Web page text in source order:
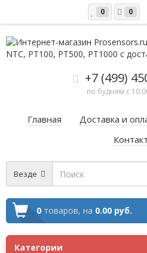
0 0
+7 (499)
по будням с
Главная Доставка и
Везде
0 товаров, на 0.00 руб.
Категории